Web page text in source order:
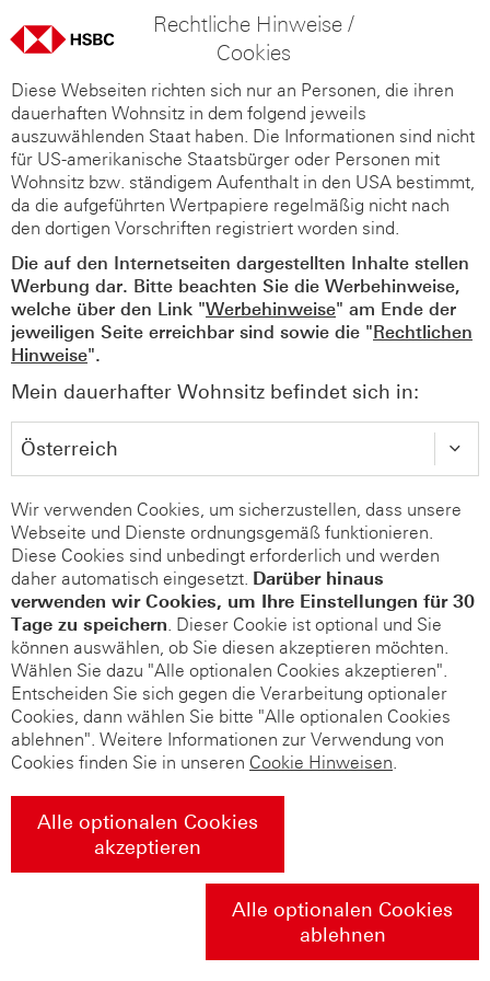
Rechtliche Hinweise /
Cookies
Diese Webseiten richten sich nur an Personen, die ihren
dauerhaften Wohnsitz in dem folgend jeweils
auszuwählenden Staat haben. Die Informationen sind nicht
für US-amerikanische Staatsbürger oder Personen mit
Wohnsitz bzw. ständigem Aufenthalt in den USA bestimmt,
da die aufgeführten Wertpapiere regelmäßig nicht nach
den dortigen Vorschriften registriert worden sind.
Die auf den Internetseiten dargestellten Inhalte stellen
Werbung dar. Bitte beachten Sie die Werbehinweise,
welche über den Link "Werbehinweise" am Ende der
jeweiligen Seite erreichbar sind sowie die "Rechtlichen
Hinweise".
Mein dauerhafter Wohnsitz befindet sich in:
Wir verwenden Cookies, um sicherzustellen, dass unsere
Webseite und Dienste ordnungsgemäß funktionieren.
Diese Cookies sind unbedingt erforderlich und werden
daher automatisch eingesetzt. Darüber hinaus
verwenden wir Cookies, um Ihre Einstellungen für 30
Tage zu speichern. Dieser Cookie ist optional und Sie
können auswählen, ob Sie diesen akzeptieren möchten.
Wählen Sie dazu "Alle optionalen Cookies akzeptieren".
Entscheiden Sie sich gegen die Verarbeitung optionaler
Cookies, dann wählen Sie bitte "Alle optionalen Cookies
ablehnen". Weitere Informationen zur Verwendung von
Cookies finden Sie in unseren Cookie Hinweisen.
Alle optionalen Cookies
akzeptieren
Alle optionalen Cookies
ablehnen